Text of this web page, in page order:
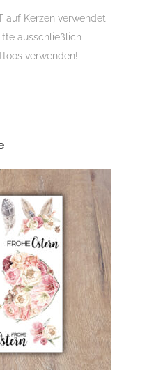
auf Kerzen verwendet
ausschließlich
verwenden!